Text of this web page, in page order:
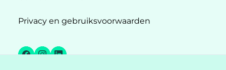
Privacy en gebruiksvoorwaarden
Facebook
Instagram
LinkedIn